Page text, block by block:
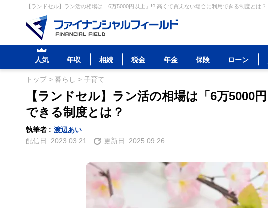
【ランドセル】ラン活の相場は「6万5000円以上」!? 高くて買えない場合に利用できる制度とは
人気 年収 相続 税金 年金 保険 ローン
トップ> 暮らし > 子育て
【ランドセル】ラン活の相場は「6万5000
できる制度とは？
執筆者 : 渡辺あい
配信日: 2023.03.21 更新日: 2025.09.26